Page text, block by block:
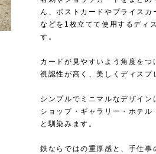
ん、ポストカードやプライス
などを1枚立てて使用するディ
す。
カードが見やすいよう角度を
視認性が高く、美しくディスプ
シンプルでミニマルなデザイ
ショップ・ギャラリー・ホテ
と馴染みます。
鉄ならではの重厚感と、手仕事